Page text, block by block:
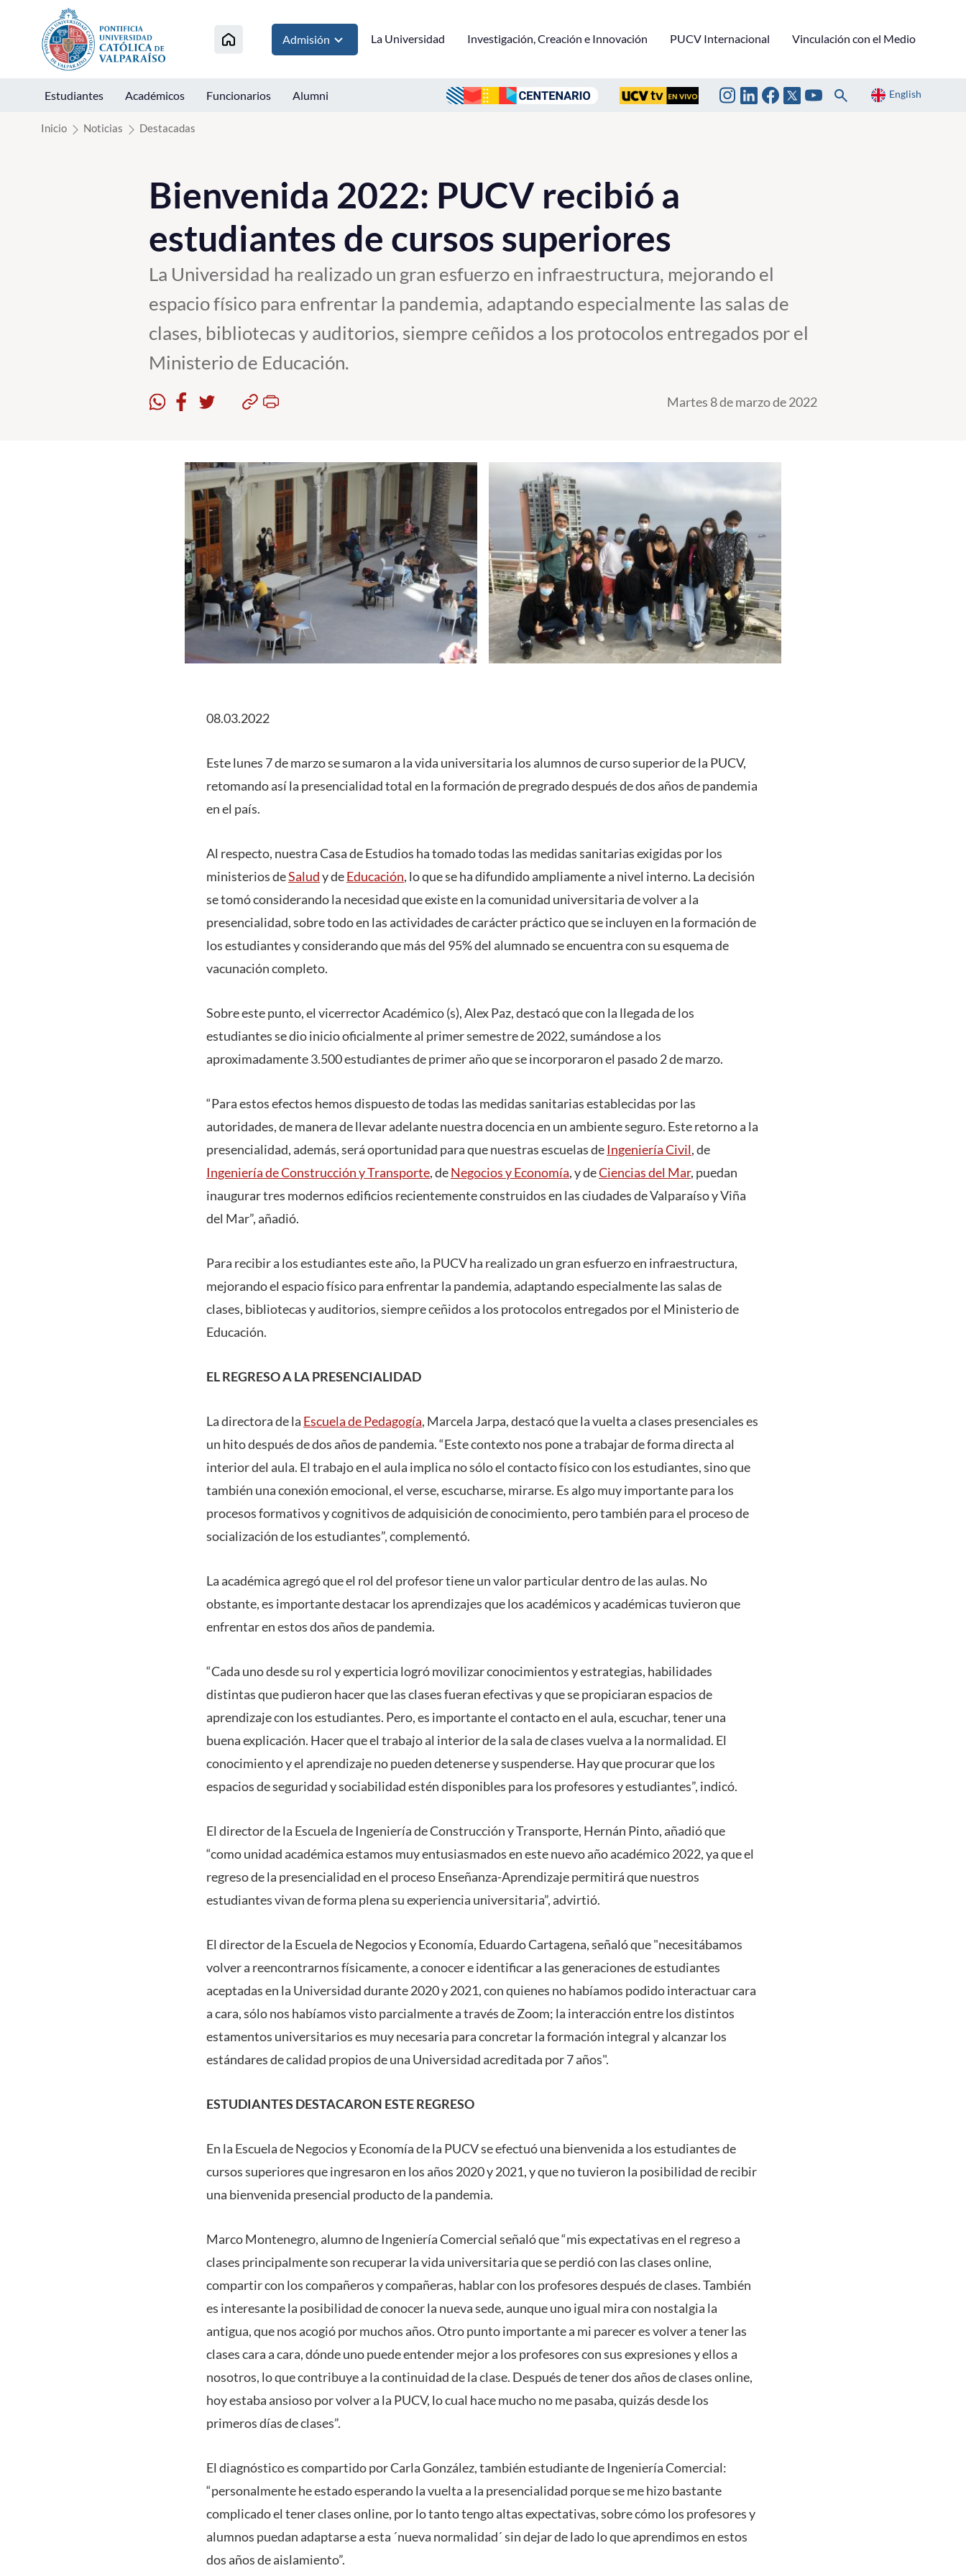
Click acá para ir directamente al contenido
Admisión La Universidad Investigación, Creación e Innovación PUCV Internacional Vinculación con el Medio
Estudiantes Académicos Funcionarios Alumni English
Inicio Noticias Destacadas
Bienvenida 2022: PUCV recibió a
estudiantes de cursos superiores
La Universidad ha realizado un gran esfuerzo en infraestructura, mejorando el
espacio físico para enfrentar la pandemia, adaptando especialmente las salas de
clases, bibliotecas y auditorios, siempre ceñidos a los protocolos entregados por el
Ministerio de Educación.
Martes 8 de marzo de 2022
08.03.2022
Este lunes 7 de marzo se sumaron a la vida universitaria los alumnos de curso superior de la PUCV,
retomando así la presencialidad total en la formación de pregrado después de dos años de pandemia
en el país.
Al respecto, nuestra Casa de Estudios ha tomado todas las medidas sanitarias exigidas por los
ministerios deSaludy deEducación, lo que se ha difundido ampliamente a nivel interno. La decisión
se tomó considerando la necesidad que existe en la comunidad universitaria de volver a la
presencialidad, sobre todo en las actividades de carácter práctico que se incluyen en la formación de
los estudiantes y considerando que más del 95% del alumnado se encuentra con su esquema de
vacunación completo.
Sobre este punto, el vicerrector Académico (s), Alex Paz, destacó que con la llegada de los
estudiantes se dio inicio oficialmente al primer semestre de 2022, sumándose a los
aproximadamente 3.500 estudiantes de primer año que se incorporaron el pasado 2 de marzo.
“Para estos efectos hemos dispuesto de todas las medidas sanitarias establecidas por las
autoridades, de manera de llevar adelante nuestra docencia en un ambiente seguro. Este retorno a la
presencialidad, además, será oportunidad para que nuestras escuelas deIngeniería Civil, de
Ingeniería de Construcción y Transporte, deNegocios y Economía, y deCiencias del Mar, puedan
inaugurar tres modernos edificios recientemente construidos en las ciudades de Valparaíso y Viña
del Mar”, añadió.
Para recibir a los estudiantes este año, la PUCV ha realizado un gran esfuerzo en infraestructura,
mejorando el espacio físico para enfrentar la pandemia, adaptando especialmente las salas de
clases, bibliotecas y auditorios, siempre ceñidos a los protocolos entregados por el Ministerio de
Educación.
EL REGRESO A LA PRESENCIALIDAD
La directora de la Escuela de Pedagogía, Marcela Jarpa, destacó que la vuelta a clases presenciales es
un hito después de dos años de pandemia. “Este contexto nos pone a trabajar de forma directa al
interior del aula. El trabajo en el aula implica no sólo el contacto físico con los estudiantes, sino que
también una conexión emocional, el verse, escucharse, mirarse. Es algo muy importante para los
procesos formativos y cognitivos de adquisición de conocimiento, pero también para el proceso de
socialización de los estudiantes”, complementó.
La académica agregó que el rol del profesor tiene un valor particular dentro de las aulas. No
obstante, es importante destacar los aprendizajes que los académicos y académicas tuvieron que
enfrentar en estos dos años de pandemia.
“Cada uno desde su rol y experticia logró movilizar conocimientos y estrategias, habilidades
distintas que pudieron hacer que las clases fueran efectivas y que se propiciaran espacios de
aprendizaje con los estudiantes. Pero, es importante el contacto en el aula, escuchar, tener una
buena explicación. Hacer que el trabajo al interior de la sala de clases vuelva a la normalidad. El
conocimiento y el aprendizaje no pueden detenerse y suspenderse. Hay que procurar que los
espacios de seguridad y sociabilidad estén disponibles para los profesores y estudiantes”, indicó.
El director de la Escuela de Ingeniería de Construcción y Transporte, Hernán Pinto, añadió que
“como unidad académica estamos muy entusiasmados en este nuevo año académico 2022, ya que el
regreso de la presencialidad en el proceso Enseñanza-Aprendizaje permitirá que nuestros
estudiantes vivan de forma plena su experiencia universitaria”, advirtió.
El director de la Escuela de Negocios y Economía, Eduardo Cartagena, señaló que "necesitábamos
volver a reencontrarnos físicamente, a conocer e identificar a las generaciones de estudiantes
aceptadas en la Universidad durante 2020 y 2021, con quienes no habíamos podido interactuar cara
a cara, sólo nos habíamos visto parcialmente a través de Zoom; la interacción entre los distintos
estamentos universitarios es muy necesaria para concretar la formación integral y alcanzar los
estándares de calidad propios de una Universidad acreditada por 7 años".
ESTUDIANTES DESTACARON ESTE REGRESO
En la Escuela de Negocios y Economía de la PUCV se efectuó una bienvenida a los estudiantes de
cursos superiores que ingresaron en los años 2020 y 2021, y que no tuvieron la posibilidad de recibir
una bienvenida presencial producto de la pandemia.
Marco Montenegro, alumno de Ingeniería Comercial señaló que “mis expectativas en el regreso a
clases principalmente son recuperar la vida universitaria que se perdió con las clases online,
compartir con los compañeros y compañeras, hablar con los profesores después de clases. También
es interesante la posibilidad de conocer la nueva sede, aunque uno igual mira con nostalgia la
antigua, que nos acogió por muchos años. Otro punto importante a mi parecer es volver a tener las
clases cara a cara, dónde uno puede entender mejor a los profesores con sus expresiones y ellos a
nosotros, lo que contribuye a la continuidad de la clase. Después de tener dos años de clases online,
hoy estaba ansioso por volver a la PUCV, lo cual hace mucho no me pasaba, quizás desde los
primeros días de clases”.
El diagnóstico es compartido por Carla González, también estudiante de Ingeniería Comercial:
“personalmente he estado esperando la vuelta a la presencialidad porque se me hizo bastante
complicado el tener clases online, por lo tanto tengo altas expectativas, sobre cómo los profesores y
alumnos puedan adaptarse a esta ´nueva normalidad´ sin dejar de lado lo que aprendimos en estos
dos años de aislamiento”.